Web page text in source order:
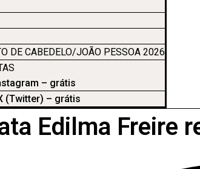
DE CABEDELO/JOÃO PESSOA 2026
– grátis
(Twitter) – grátis
Edilma Freire